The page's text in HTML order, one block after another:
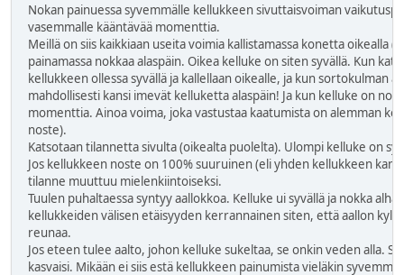
Nokan painuessa syvemmälle kellukkeen sivuttaisvoiman
vasemmalle kääntävää momenttia.
Meillä on siis kaikkiaan useita voimia kallistamassa konetta oikealla
painamassa nokkaa alaspäin. Oikea kelluke on siten syvällä. Kun
kellukkeen ollessa syvällä ja kallellaan oikealle, ja kun sortokulman
mahdollisesti kansi imevät kelluketta alaspäin! Ja kun kelluke on
momenttia. Ainoa voima, joka vastustaa kaatumista on alemman
noste).
Katsotaan tilannetta sivulta (oikealta puolelta). Ulompi kelluke on
Jos kellukkeen noste on 100% suuruinen (eli yhden kellukkeen
tilanne muuttuu mielenkiintoiseksi.
Tuulen puhaltaessa syntyy aallokkoa. Kelluke ui syvällä ja nokka
kellukkeiden välisen etäisyyden kerrannainen siten, että aallon
reunaa.
Jos eteen tulee aalto, johon kelluke sukeltaa, se onkin veden alla.
kasvaisi. Mikään ei siis estä kellukkeen painumista vieläkin